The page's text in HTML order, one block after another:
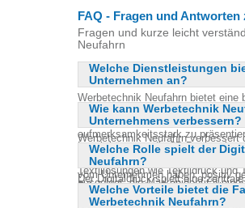
FAQ - Fragen und
Fragen und kurze leicht
Neufahrn
Welche Dienstleistungen
Unternehmen an?
Werbetechnik Neufahrn bietet
Unternehmen an, darunter
Autofolierung. Sie helfen dabei,
aufmerksamkeitsstark zu
Leuchtkästen, edle 3D
Büroräumen. Ihr
Textillösungen wie Textildruck und
ausgelegt, die Markenidentität
digital zu stärken.
Wie kann Werbetechnik
Unternehmens verbessern?
Werbetechnik Neufahrn
gezielte und strategisch
Gestaltung und Platzierung von
vom Unternehmen haben, positiv
Fahrzeugen oder Gebäuden, die
einprägsam und ansprechend
Welche Rolle spielt der
Neufahrn?
Der Digitaldruck spielt eine
die Realisierung hochwertiger und
klassischen Printmedien bis hin
Welche Vorteile bietet die
Werbetechnik Neufahrn?